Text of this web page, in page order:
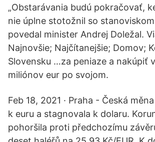
„Obstarávania budú pokračovať,
nie úplne stotožnil so stanoviskom
povedal minister Andrej Doležal.
Najnovšie; Najčítanejšie; Domov;
Slovensku …za peniaze a nakúpiť
miliónov eur po svojom.
Feb 18, 2021 · Praha - Česká
k euru a stagnovala k dolaru.
pohoršila proti předchozímu